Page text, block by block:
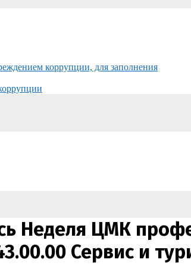
коррупции, для заполнения
Неделя ЦМК
Сервис и